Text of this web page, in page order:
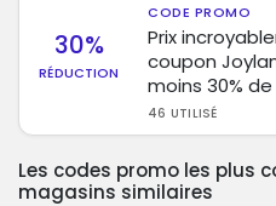
30%
RÉDUCTION
CODE PROMO
Prix
coupon
moins 30%
46 UTILISÉ
Les codes promo les plus
magasins similaires